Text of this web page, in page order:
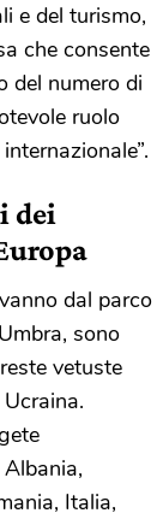
e del turismo,
che consente
del numero di
ruolo
dei
dal parco
sono
vetuste
Italia,